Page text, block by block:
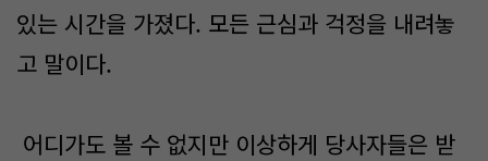
있는 시간을 가졌다. 모든 근심과 걱정을 내려놓
고 말이다.
어디가도 볼 수 없지만 이상하게 당사자들은 받